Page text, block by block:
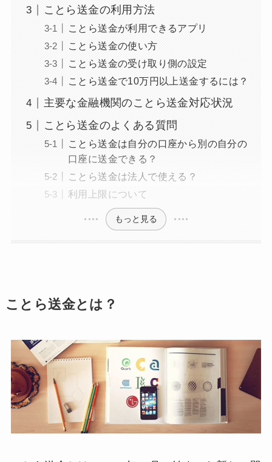
ことら送金の利用方法
ことら送金が利用できるアプリ
ことら送金の使い方
ことら送金の受け取り側の設定
ことら送金で10万円以上送金するには？
主要な金融機関のことら送金対応状況
ことら送金のよくある質問
ことら送金は自分の口座から別の自分の
口座に送金できる？
ことら送金は法人で使える？
利用上限について
もっと見る
ことら送金とは？